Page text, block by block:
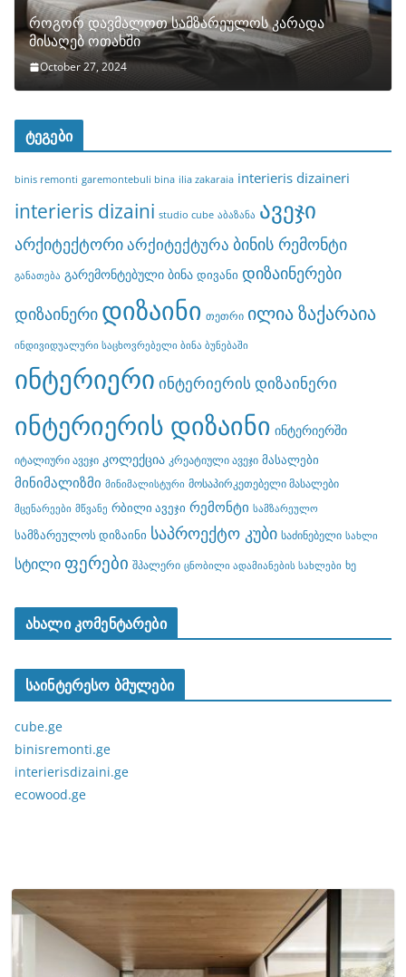
როგორ დავმალოთ სამზარეულოს კარადა
მისაღებ ოთახში
October 27, 2024
ტეგები
binis remonti garemontebuli bina ilia zakaraia interieris dizaineri
interieris dizaini studio cube აბაზანა ავეჯი
არქიტექტორიარქიტექტურა ბინის რემონტი
განათება გარემონტებული ბინა დივანი დიზაინერები
დიზაინერი დიზაინი თეთრი ილია ზაქარაია
ინდივიდუალური საცხოვრებელი ბინა ბუნებაში
ინტერიერი ინტერიერის დიზაინერი
ინტერიერის დიზაინი ინტერიერში
იტალიური ავეჯი კოლექცია კრეატიული ავეჯი მასალები
მინიმალიზმი მინიმალისტური მოსაპირკეთებელი მასალები
მცენარეები მწვანე რბილი ავეჯი რემონტი სამზარეულო
სამზარეულოს დიზაინი საპროექტო კუბი საძინებელი სახლი
სტილი ფერები შპალერი ცნობილი ადამიანების სახლები ხე
ახალი კომენტარები
საინტერესო ბმულები
cube.ge
binisremonti.ge
interierisdizaini.ge
ecowood.ge